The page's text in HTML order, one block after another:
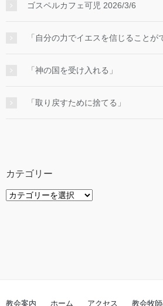
ゴスペルカフェ可児 2026/3/6
「自分の力でイエスを信じることが
「神の国を受け入れる」
「取り戻すために捨てる」
カテゴリー
カ
教会案内 ホーム アクセス 教会牧